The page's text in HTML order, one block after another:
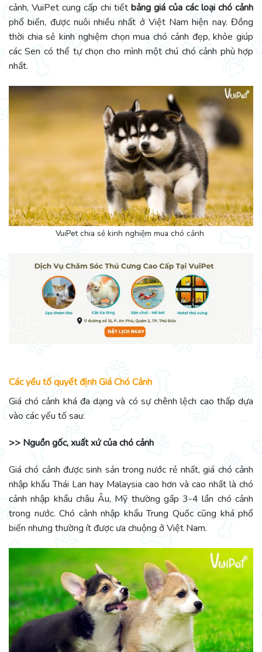
cảnh, VuiPet cung cấp chi tiết bảng giá của các loại chó cảnh
phổ biến, được nuôi nhiều nhất ở Việt Nam hiện nay. Đồng
thời chia sẻ kinh nghiệm chọn mua chó cảnh đẹp, khỏe giúp
các Sen có thể tự chọn cho mình một chú chó cảnh phù hợp
nhất.
VuiPet chia sẻ kinh nghiệm mua chó cảnh
Các yếu tố quyết định Giá Chó Cảnh
Giá chó cảnh khá đa dạng và có sự chênh lệch cao thấp dựa
vào các yếu tố sau:
>> Nguồn gốc, xuất xứ của chó cảnh
Giá chó cảnh được sinh sản trong nước rẻ nhất, giá chó cảnh
nhập khẩu Thái Lan hay Malaysia cao hơn và cao nhất là chó
cảnh nhập khẩu châu Âu, Mỹ thường gấp 3-4 lần chó cảnh
trong nước. Chó cảnh nhập khẩu Trung Quốc cũng khá phổ
biến nhưng thường ít được ưa chuộng ở Việt Nam.